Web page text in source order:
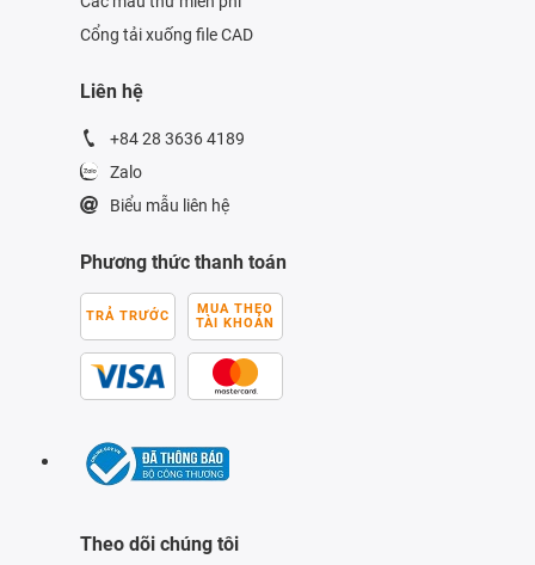
Cổng tải xuống file CAD
Liên hệ
+84 28 3636 4189
Zalo
Biểu mẫu liên hệ
Phương thức thanh toán
TRẢ TRƯỚC
MUA THEO
TÀI KHOẢN
Theo dõi chúng tôi